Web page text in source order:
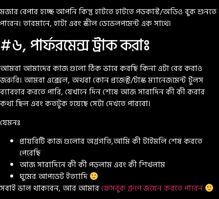
মজার বেপার হচ্ছে আপনি কিন্তু হাটতে হাটতে পডকাস্ট/অডিও বুক শুনতে
পারেন। তারমানে, হাটা এবং স্কীল ডেভেলপমেন্ট এক সাথে।
#৬, পার্ফরমেন্স ট্রাক করাঃ
আমরা আমাদের কাজ গুলো ঠিক ভাবে করছি কিনা এটা বের করাও
জরুরি। আমরা এক্সেল, অথবা কোন প্রজেক্ট/টাস্ক ম্যানেজমেন্ট টুলস
ব্যাবহার করতে পারি, যেখানে দিন শেষে আজ সারাদিন কী কী করার
কথা ছিল এবং কতটুক হয়েছে সেটা দেখতে পারবো।
যেমনঃ
প্রায়রিটি কাজ গুলোর অগ্রগতি,আমি কী টাইমলি শেষ করতে
পেরেছি
আজ সারাদিনে কী কী পড়লাম এবং কী শিখলাম
ঘুমের আপডেট ইত্যাদি
সবাই ভাল থাকবেন, আর আমারফেসবুক গ্রুপে জয়েন করতে পারেন